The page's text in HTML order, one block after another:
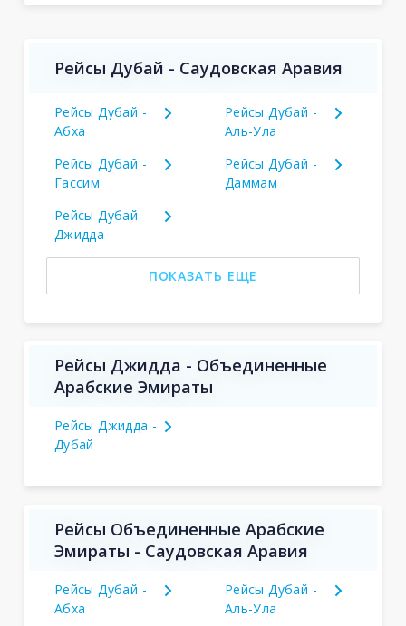
Рейсы Дубай - Саудовская Аравия
Рейсы Дубай -
Абха
Рейсы Дубай -
Аль-Ула
Рейсы Дубай -
Гассим
Рейсы Дубай -
Даммам
Рейсы Дубай -
Джидда
ПОКАЗАТЬ ЕЩЕ
Рейсы Джидда - Объединенные
Арабские Эмираты
Рейсы Джидда -
Дубай
Рейсы Объединенные Арабские
Эмираты - Саудовская Аравия
Рейсы Дубай -
Абха
Рейсы Дубай -
Аль-Ула